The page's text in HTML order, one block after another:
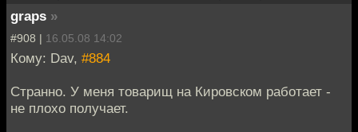
graps »
#908 | 16.05.08 14:02
Кому: Dav, #884
Странно. У меня товарищ на Кировском работает -
не плохо получает.